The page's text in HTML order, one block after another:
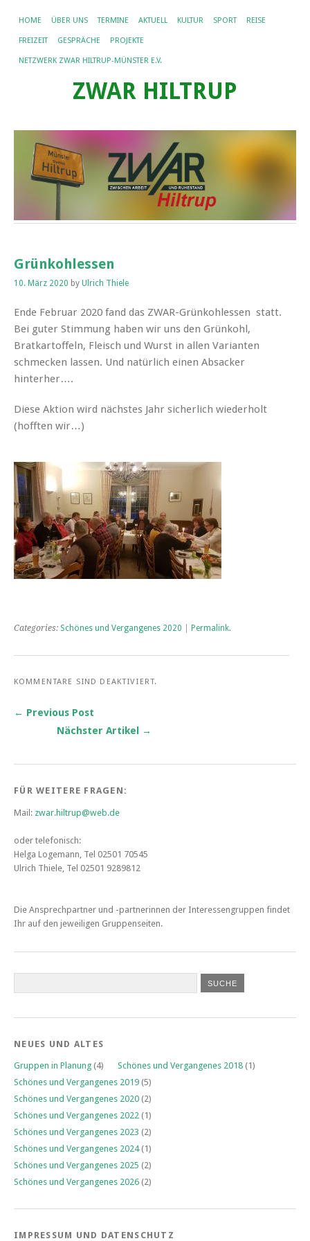
HOME ÜBER UNS TERMINE AKTUELL KULTUR SPORT REISE
FREIZEIT GESPRÄCHE PROJEKTE
NETZWERK ZWAR HILTRUP-MÜNSTER E.V.
ZWAR HILTRUP
Grünkohlessen
10. März 2020 by Ulrich Thiele
Ende Februar 2020 fand das ZWAR-Grünkohlessen statt.
Bei guter Stimmung haben wir uns den Grünkohl,
Bratkartoffeln, Fleisch und Wurst in allen Varianten
schmecken lassen. Und natürlich einen Absacker
hinterher….
Diese Aktion wird nächstes Jahr sicherlich wiederholt
(hofften wir…)
Categories: Schönes und Vergangenes 2020 Permalink.
KOMMENTARE SIND DEAKTIVIERT.
Post navigation
← Previous Post
Nächster Artikel →
FÜR WEITERE FRAGEN:
Mail: zwar.hiltrup@web.de
oder telefonisch:
Helga Logemann, Tel 02501 70545
Ulrich Thiele, Tel 02501 9289812
Die Ansprechpartner und -partnerinnen der Interessengruppen findet
Ihr auf den jeweiligen Gruppenseiten.
NEUES UND ALTES
Gruppen in Planung (4) Schönes und Vergangenes 2018 (1)
Schönes und Vergangenes 2019 (5)
Schönes und Vergangenes 2020 (2)
Schönes und Vergangenes 2022 (1)
Schönes und Vergangenes 2023 (2)
Schönes und Vergangenes 2024(1)
Schönes und Vergangenes 2025 (2)
Schönes und Vergangenes 2026 (2)
IMPRESSUM UND DATENSCHUTZ